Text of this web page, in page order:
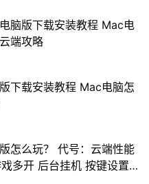
脑版下载安装教程 Mac电
端攻略
下载安装教程 Mac电脑怎
怎么玩？ 代号：云端性能
多开 后台挂机 按键设置